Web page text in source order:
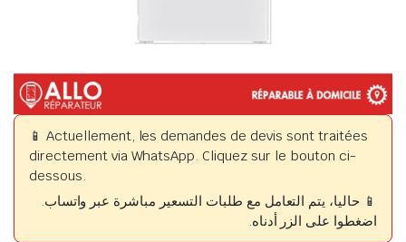
📱 Actuellement, les demandes de devis sont traitées
directement via WhatsApp. Cliquez sur le bouton ci-
dessous.
📱 حاليا، يتم التعامل مع طلبات التسعير مباشرة عبر واتساب.
اضغطوا على الزر أدناه.